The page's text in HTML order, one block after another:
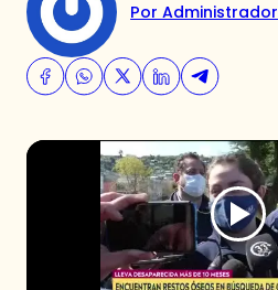
Por Administrador
Programas
Club De La Comedia
Contigo en Directo